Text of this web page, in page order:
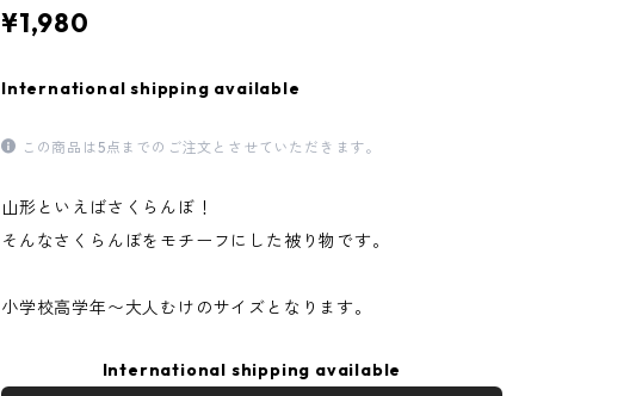
¥1,980
International shipping available
この商品は5点までのご注文とさせていただきます。
山形といえばさくらんぼ！
そんなさくらんぼをモチーフにした被り物です。
小学校高学年〜大人むけのサイズとなります。
International shipping available